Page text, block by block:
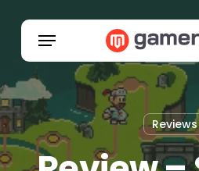
Menu
Reviews